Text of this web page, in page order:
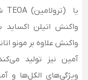
یا
TEOA (ترولامین)
واکنش اتیلن اکساید
واکنش علاوه بر مونو
آمین نیز تولید
ویژگی‌های الکل‌ها و